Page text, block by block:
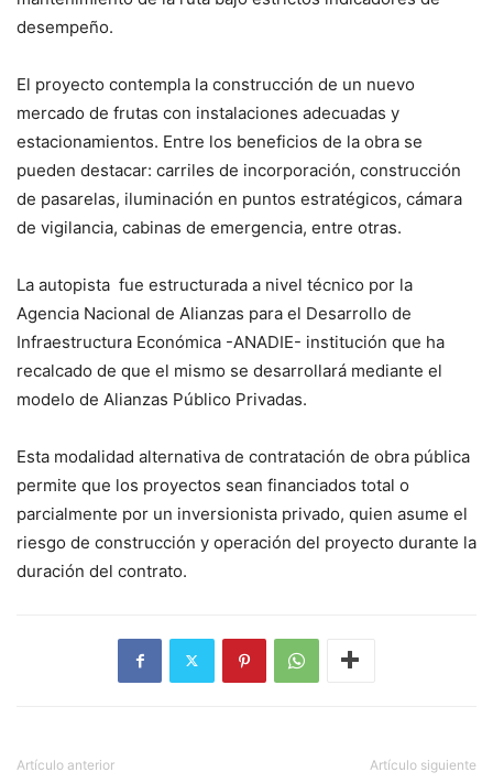
desempeño.
El proyecto contempla la construcción de un nuevo
mercado de frutas con instalaciones adecuadas y
estacionamientos. Entre los beneficios de la obra se
pueden destacar: carriles de incorporación, construcción
de pasarelas, iluminación en puntos estratégicos, cámara
de vigilancia, cabinas de emergencia, entre otras.
La autopista fue estructurada a nivel técnico por la
Agencia Nacional de Alianzas para el Desarrollo de
Infraestructura Económica -ANADIE- institución que ha
recalcado de que el mismo se desarrollará mediante el
modelo de Alianzas Público Privadas.
Esta modalidad alternativa de contratación de obra pública
permite que los proyectos sean financiados total o
parcialmente por un inversionista privado, quien asume el
riesgo de construcción y operación del proyecto durante la
duración del contrato.
Artículo anterior Artículo siguiente